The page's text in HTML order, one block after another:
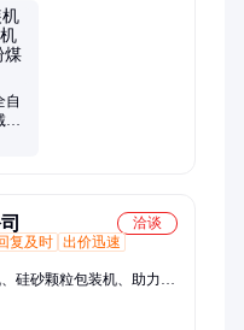
机、冰箱外壳撕碎、生物
伏板分离机、光伏板粉碎
自
机
洽谈
复及时 出价迅速
硅砂颗粒包装机、助力管
却机、挤压造粒机